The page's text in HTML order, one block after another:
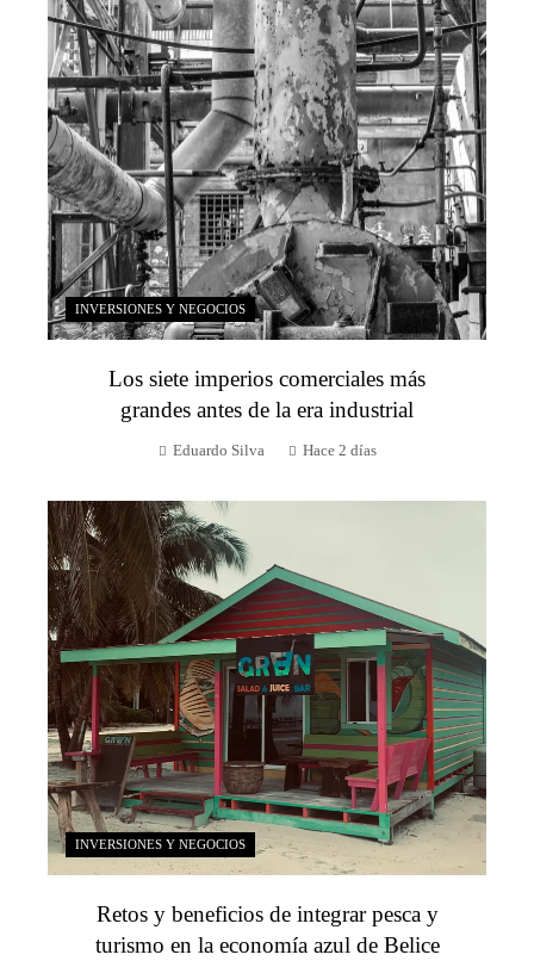
INVERSIONES Y NEGOCIOS
Los siete imperios comerciales más
grandes antes de la era industrial
Eduardo Silva Hace 2 días
INVERSIONES Y NEGOCIOS
Retos y beneficios de integrar pesca y
turismo en la economía azul de Belice